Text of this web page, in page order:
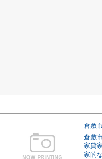
倉敷
倉敷
家貸
家的